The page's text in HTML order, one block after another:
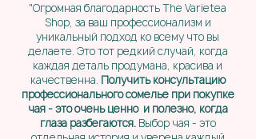
"Огромная благодарность The Varietea
Shop, за ваш профессионализм и
уникальный подход ко всему что вы
делаете. Это тот редкий случай, когда
каждая деталь продумана, красива и
качественна. Получить консультацию
профессионального сомелье при покупке
чая - это очень ценно и полезно, когда
глаза разбегаются.Выбор чая - это